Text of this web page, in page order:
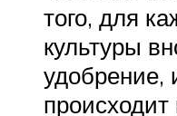
того, для
культуры
удобрение,